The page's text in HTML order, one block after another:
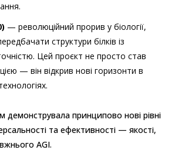
— революційний прорив у біології,
структури білків із
Цей проєкт не просто став
— він відкрив нові горизонти в
демонструвала принципово нові рівні
та ефективності — якості,
AGI.